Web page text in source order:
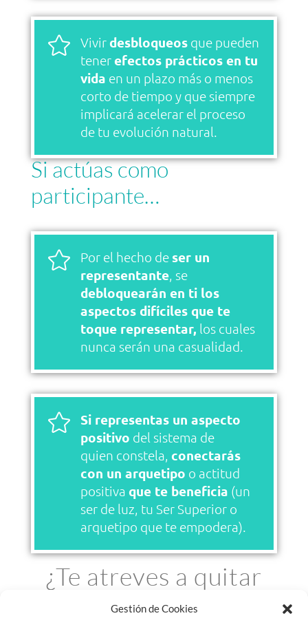
Gestión de Cookies
 Vivir desbloqueosque pueden
tener efectos prácticos en tu
vida en un plazo más o menos
corto de tiempo y que siempre
implicará acelerar el proceso
de tu evolución natural.
Si actúas como
participante…
 Por el hecho de ser un
representante, se
debloquearán en ti los
aspectos difíciles que te
toque representar, los cuales
nunca serán una casualidad.

Si representas un aspecto
positivo del sistema de
quien constela, conectarás
con un arquetipo o actitud
positiva que te beneficia (un
ser de luz, tu Ser Superior o
arquetipo que te empodera).
¿Te atreves a quitar
obstáculos de tu